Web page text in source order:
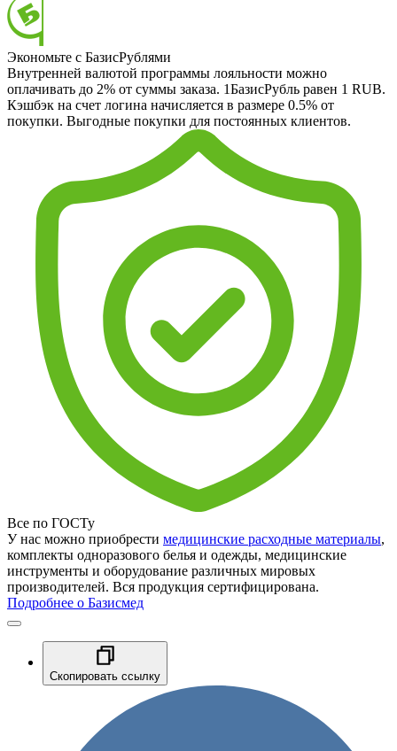
Экономьте с БазисРублями
Внутренней валютой программы лояльности можно
оплачивать до 2% от суммы заказа. 1БазисРубль равен 1 RUB.
Кэшбэк на счет логина начисляется в размере 0.5% от
покупки. Выгодные покупки для постоянных клиентов.
Все по ГОСТу
У нас можно приобрести медицинские расходные материалы,
комплекты одноразового белья и одежды, медицинские
инструменты и оборудование различных мировых
производителей. Вся продукция сертифицирована.
Подробнее о Базисмед
Скопировать ссылку